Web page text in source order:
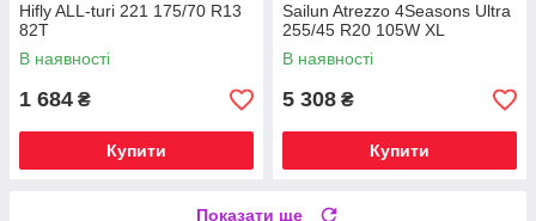
Hifly ALL-turi 221 175/70 R13
82T
В наявності
1 684 ₴
Купити
Sailun Atrezzo 4Seasons Ultra
255/45 R20 105W XL
В наявності
5 308 ₴
Купити
Показати ще